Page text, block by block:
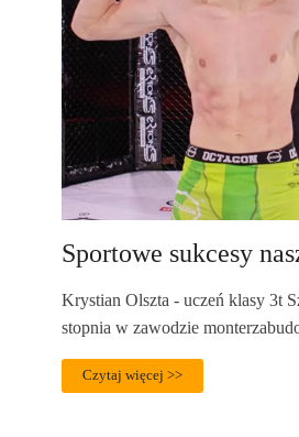
Sportowe sukcesy
Krystian Olszta - uczeń klasy 3t
stopnia w zawodzie
Czytaj więcej >>